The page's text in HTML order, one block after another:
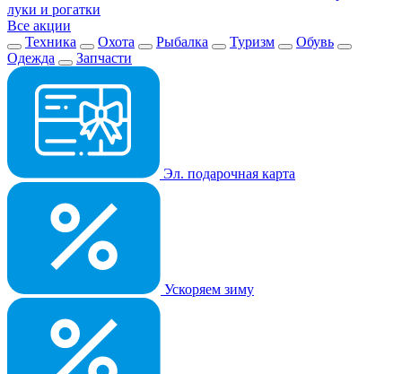
луки и рогатки
Все акции
Техника
Охота Рыбалка Туризм
Обувь
Одежда
Запчасти
Эл. подарочная карта
Ускоряем зиму